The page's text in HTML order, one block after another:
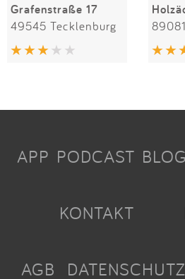
Grafenstraße 17
49545 Tecklenburg
APP PODCAST BLOG
KONTAKT
AGB DATENSCHUTZ